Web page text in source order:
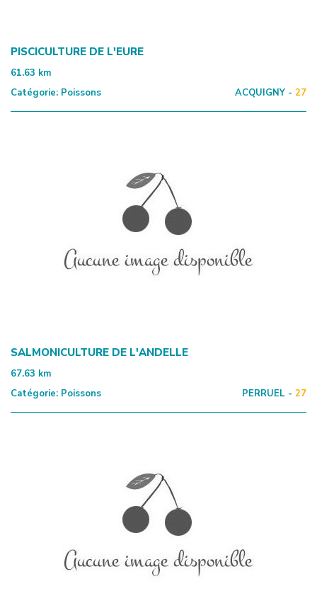
PISCICULTURE DE L'EURE
61.63 km
Catégorie: Poissons ACQUIGNY - 27
SALMONICULTURE DE L'ANDELLE
67.63 km
Catégorie: Poissons PERRUEL - 27